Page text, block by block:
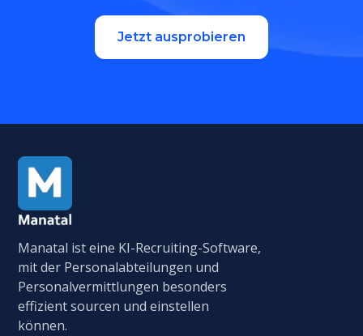
Jetzt ausprobieren
Manatal ist eine KI-Recruiting-Software,
mit der Personalabteilungen und
Personalvermittlungen besonders
effizient sourcen und einstellen
können.